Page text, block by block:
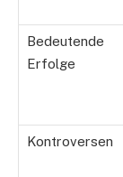
Bedeutende
Erfolge
Kontroversen